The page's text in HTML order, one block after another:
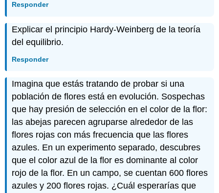
Responder
Explicar el principio Hardy-Weinberg de la teoría
del equilibrio.
Responder
Imagina que estás tratando de probar si una
población de flores está en evolución. Sospechas
que hay presión de selección en el color de la flor:
las abejas parecen agruparse alrededor de las
flores rojas con más frecuencia que las flores
azules. En un experimento separado, descubres
que el color azul de la flor es dominante al color
rojo de la flor. En un campo, se cuentan 600 flores
azules y 200 flores rojas. ¿Cuál esperarías que